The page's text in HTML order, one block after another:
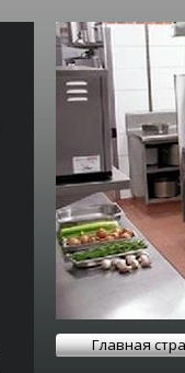
Главная